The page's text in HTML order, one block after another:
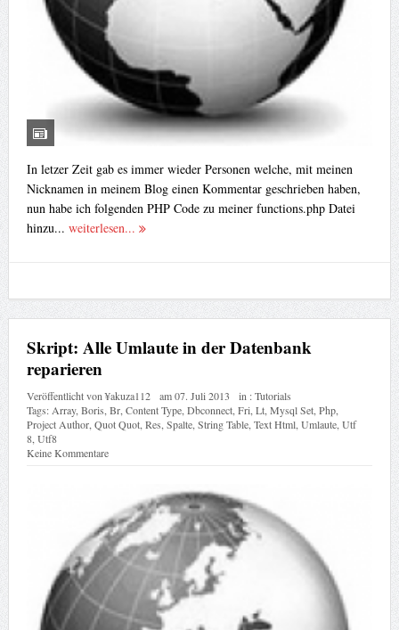
In letzer Zeit gab es immer wieder Personen welche, mit meinen
Nicknamen in meinem Blog einen Kommentar geschrieben haben,
nun habe ich folgenden PHP Code zu meiner functions.php Datei
hinzu... weiterlesen...
Skript: Alle Umlaute in der Datenbank
reparieren
Veröffentlicht von¥akuza112 am07. Juli 2013 in :Tutorials
Tags: Array, Boris Br, Content Type, Dbconnect, Fri Lt, Mysql Set, Php,
Project Author, Quot Quot, Res Spalte, String Table, Text Html, Umlaute, Utf
8, Utf8
Keine Kommentare